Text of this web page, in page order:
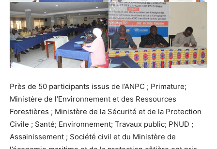
Près de 50 participants issus de l’ANPC ; Primature;
Ministère de l’Environnement et des Ressources
Forestières ; Ministère de la Sécurité et de la Protection
Civile ; Santé; Environnement; Travaux public; PNUD ;
Assainissement ; Société civil et du Ministère de